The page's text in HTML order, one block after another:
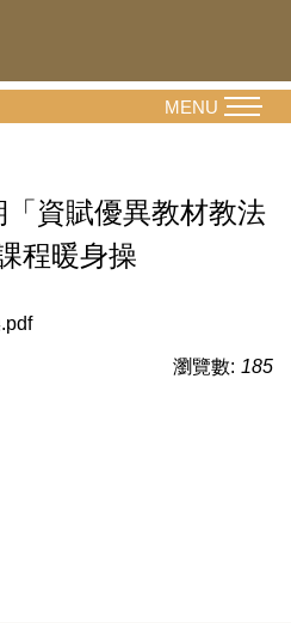
MENU
資賦優異教材教法
程暖身操
瀏覽數: 185